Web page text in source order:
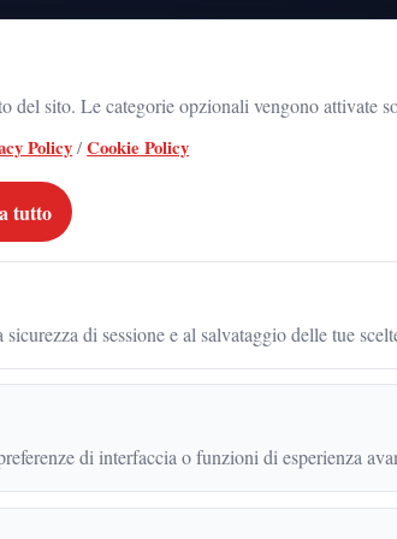
il radicamento del movimento sul territorio
il motore del cambiamento: a Caserta parte una
del cambiamento: a
di partecipazione
sito. Le categorie opzionali vengono attivate
Policy /Cookie Policy
tutto
di sessione e al salvataggio delle tue
di interfaccia o funzioni di esperienza